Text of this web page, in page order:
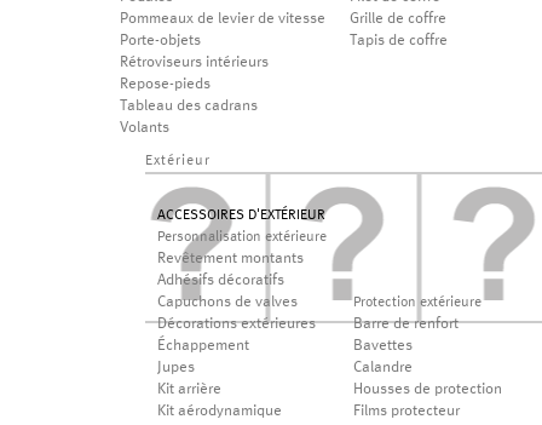
Pommeaux de levier de vitesse
Porte-objets
Rétroviseurs intérieurs
Repose-pieds
Tableau des cadrans
Volants
Grille de coffre
Tapis de coffre
Extérieur
ACCESSOIRES D'EXTÉRIEUR
Personnalisation extérieure
Revêtement montants
Adhésifs décoratifs
Capuchons de valves
Décorations extérieures
Échappement
Jupes
Kit arrière
Kit aérodynamique
Protection extérieure
Barre de renfort
Bavettes
Calandre
Housses de protection
Films protecteur